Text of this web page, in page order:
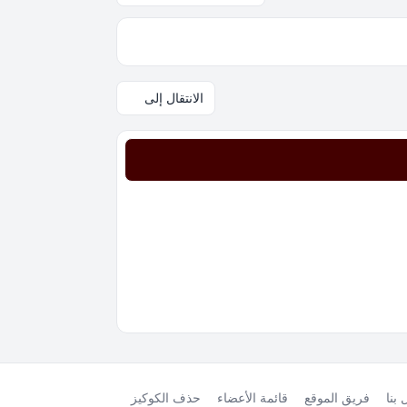
الانتقال إلى
بنا فريق الموقع قائمة الأعضاء حذف الكوكيز